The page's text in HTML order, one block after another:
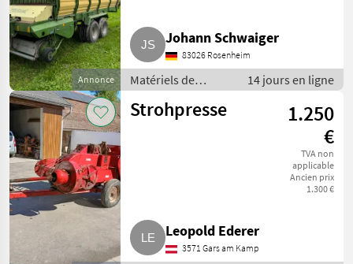
Annonce
Johann Schwaiger
83026 Rosenheim
Matériels de
fenaison /
Autochargeuses
14 jours en ligne
Strohpresse
1.250
€
TVA non
applicable
Ancien prix
1.300 €
Leopold Ederer
3571 Gars am Kamp